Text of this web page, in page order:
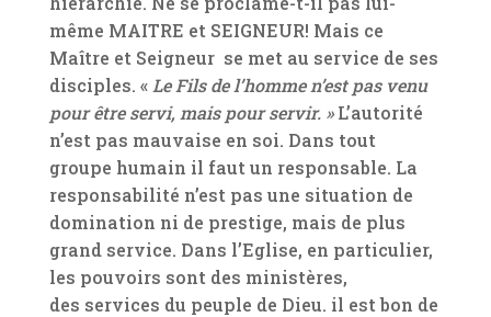
même MAITRE et SEIGNEUR! Mais ce
Maître et Seigneur se met au service de ses
disciples. « Le Fils de l’homme n’est pas venu
pour être servi, mais pour servir. »L’autorité
n’est pas mauvaise en soi. Dans tout
groupe humain il faut un responsable. La
responsabilité n’est pas une situation de
domination ni de prestige, mais de plus
grand service. Dans l’Eglise, en particulier,
les pouvoirs sont des ministères,
des services du peuple de Dieu. il est bon de